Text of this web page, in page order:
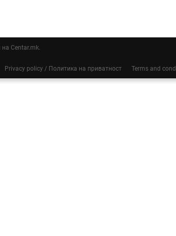
Centar.mk.
Privacy policy / Политика на приватност Terms and